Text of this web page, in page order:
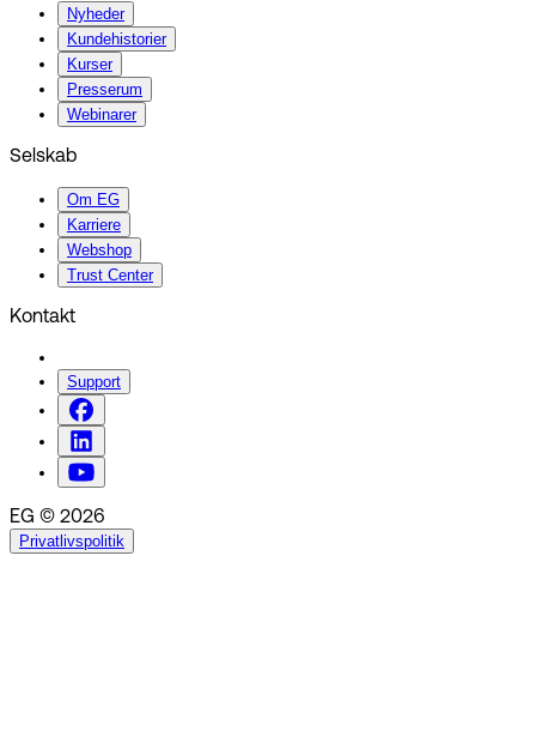
Nyheder
Kundehistorier
Kurser
Presserum
Webinarer
Selskab
Om EG
Karriere
Webshop
Trust Center
Kontakt
Support
EG © 2026
Privatlivspolitik